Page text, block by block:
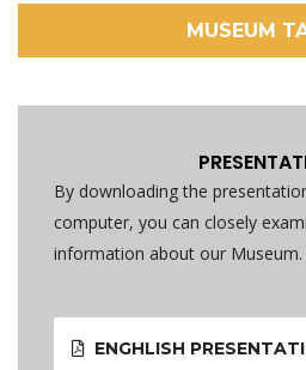
MUSEUM
By downloading the
computer, you can closely
information about our Museum.
ENGHLISH